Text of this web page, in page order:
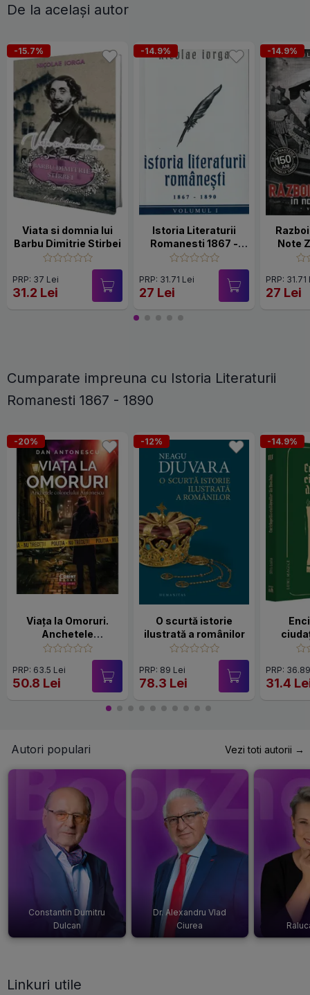
De la același autor
-15.7%
Viata si domnia lui
Barbu Dimitrie Stirbei
PRP: 37 Lei
31.2 Lei
-14.9%
Istoria Literaturii
Romanesti 1867 -
1890
PRP: 31.71 Lei
27 Lei
-14.9%
Note
PRP: 31.71
27 Lei
Cumparate impreuna cu Istoria Literaturii
Romanesti 1867 - 1890
-20%
Viața la Omoruri.
Anchetele
colonelului
Antonescu
PRP: 63.5 Lei
50.8 Lei
-12%
O scurtă istorie
ilustrată a românilor
PRP: 89 Lei
78.3 Lei
-14.9%
PRP:
31.4
Autori populari Vezi toti autorii →
Constantin Dumitru
Dulcan
Dr. Alexandru Vlad
Ciurea
Linkuri utile